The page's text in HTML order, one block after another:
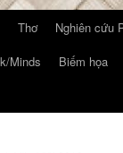
Thơ Nghiên cứu
Minds Biếm họa